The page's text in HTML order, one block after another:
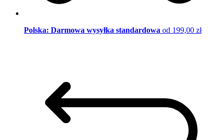
Polska: Darmowa wysyłka standardowa od 199,00 zł